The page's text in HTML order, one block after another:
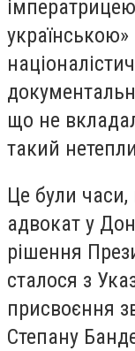
українською»
що не
такий
Це були
адвокат у
рішення
сталося з
присвоєння
Степану